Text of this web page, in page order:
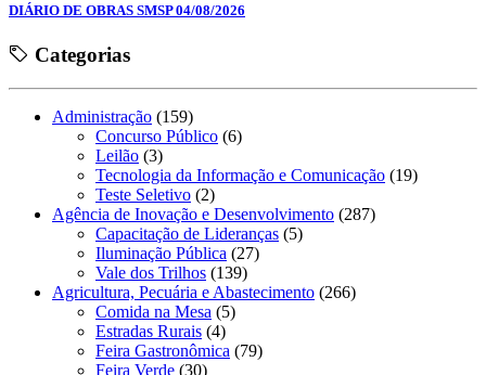
DIÁRIO DE OBRAS SMSP 04/08/2026
Categorias
Administração (159)
Concurso Público (6)
Leilão (3)
Tecnologia da Informação e Comunicação (19)
Teste Seletivo (2)
Agência de Inovação e Desenvolvimento (287)
Capacitação de Lideranças (5)
Iluminação Pública (27)
Vale dos Trilhos (139)
Agricultura, Pecuária e Abastecimento (266)
Comida na Mesa (5)
Estradas Rurais (4)
Feira Gastronômica (79)
Feira Verde (30)